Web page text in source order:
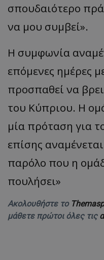
σπουδαιότερο
να μου συμβεί».
Η συμφωνία
επόμενες ημέρες
προσπαθεί να
του Κύπριου. Η
μία πρόταση για
επίσης
παρόλο που η
πουλήσει»
Ακολουθήστε το
μάθετε πρώτοι όλες τις